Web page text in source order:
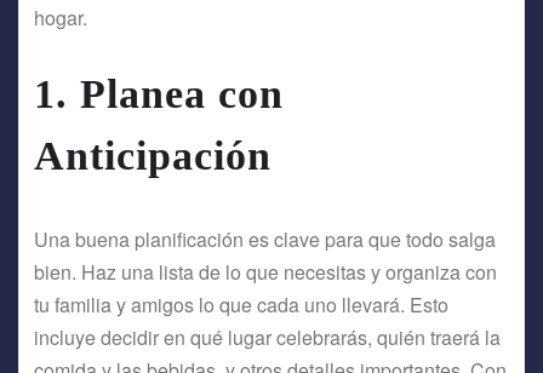
hogar.
1. Planea con
Anticipación
Una buena planificación es clave para que todo salga
bien. Haz una lista de lo que necesitas y organiza con
tu familia y amigos lo que cada uno llevará. Esto
incluye decidir en qué lugar celebrarás, quién traerá la